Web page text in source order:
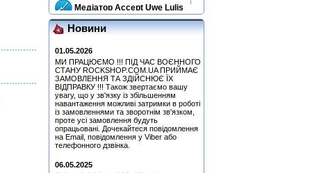
Медіатор Accept Uwe Lulis
Медіатор Uriah Heep - Phil
(Yellow) Колекційний
Медіатор Burning Dwarf
Attack Mr. Fastfinge Mika
Tyyska (Міка Тійскя)
Медіатор Attack Mr.
Fastfinge Mika Tyyska
(Black) (Міка Тійскя)
Медіатор Uriah Heep - Phil
Lanzon (Філ Лансон) (Red)
Колекційний
Lanzon (Філ Лансон)
Новини
01.05.2026
МИ ПРАЦЮЄМО !!! ПІД ЧАС ВОЄННОГО
СТАНУ ROCKSHOP.COM.UA ПРИЙМАЄ
ЗАМОВЛЕННЯ ТА ЗДІЙСНЮЄ ЇХ
ВІДПРАВКУ !!! Також звертаємо вашу
увагу, що у зв'язку із збільшенням
навантаження можливі затримки в роботі
із замовленнями та зворотнім зв'язком,
проте усі замовлення будуть
опрацьовані. Дочекайтеся повідомлення
на Email, повідомлення у Viber або
телефонного дзвінка.
06.05.2025